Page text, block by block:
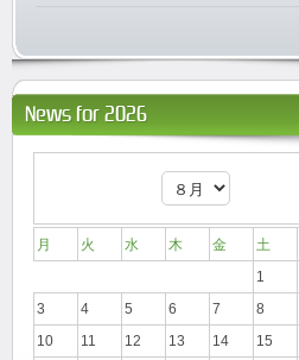
News for 2026
月 火 水 木 金 土
1
3
4 5 6 7 8
10
11 12 13 14 15